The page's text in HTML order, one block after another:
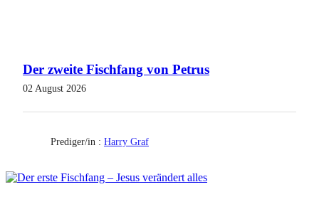
Der zweite Fischfang von Petrus
02 August 2026
Prediger/in : Harry Graf